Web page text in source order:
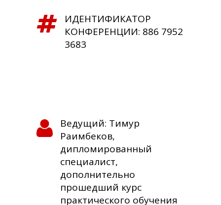
ИДЕНТИФИКАТОР
КОНФЕРЕНЦИИ: 886 7952
3683
Ведущий: Тимур
Раимбеков,
дипломированный
специалист,
дополнительно
прошедший курс
практического обучения